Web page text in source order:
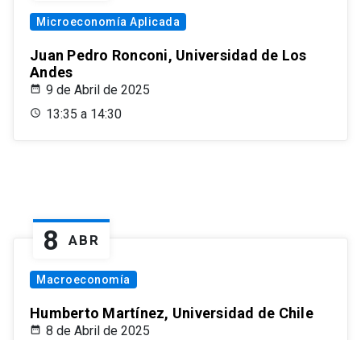
Microeconomía Aplicada
Juan Pedro Ronconi, Universidad de Los
Andes
9 de Abril de 2025
13:35 a 14:30
8 ABR
Macroeconomía
Humberto Martínez, Universidad de Chile
8 de Abril de 2025